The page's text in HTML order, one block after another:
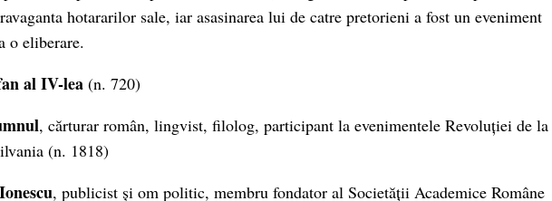
hotararilor sale, iar asasinarea lui de catre pretorieni a fost un eveniment
o eliberare.
al IV-lea (n. 720)
, cărturar român, lingvist, filolog, participant la evenimentele Revoluției de la
(n. 1818)
, publicist și om politic, membru fondator al Societății Academice Române